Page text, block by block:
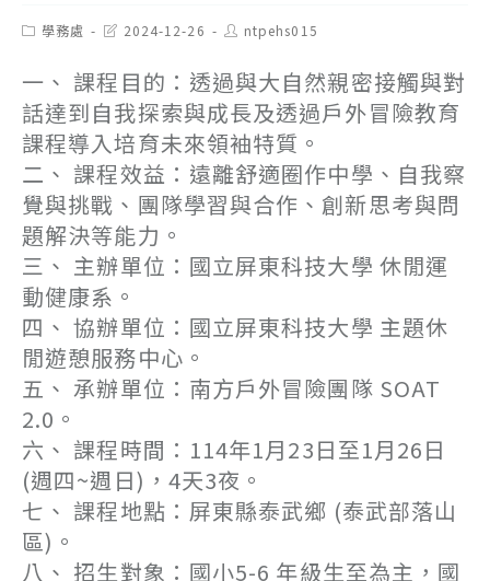
Post學務處
Post2024-12-26
Post
author:
ntpehs015
一、 課程目的：透過與大自然親密接觸與對
話達到自我探索與成長及透過戶外冒險教育
課程導入培育未來領袖特質。
二、 課程效益：遠離舒適圈作中學、自我察
覺與挑戰、團隊學習與合作、創新思考與問
題解決等能力。
三、 主辦單位：國立屏東科技大學 休閒運
動健康系。
四、 協辦單位：國立屏東科技大學 主題休
閒遊憩服務中心。
五、 承辦單位：南方戶外冒險團隊 SOAT
2.0。
六、 課程時間：114年1月23日至1月26日
(週四~週日)，4天3夜。
七、 課程地點：屏東縣泰武鄉 (泰武部落山
區)。
八、 招生對象：國小5-6 年級生至為主，國